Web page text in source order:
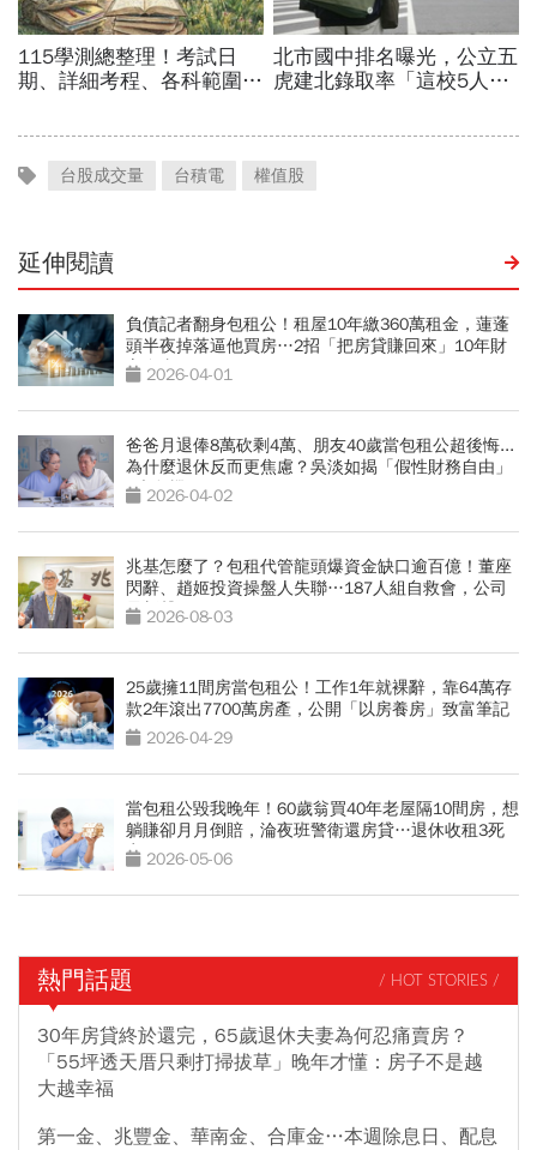
台股成交量 台積電 權值股
延伸閱讀
負債記者翻身包租公！租屋10年繳360萬租金，蓮蓬
頭半夜掉落逼他買房…2招「把房貸賺回來」10年財
富自由
2026-04-01
爸爸月退俸8萬砍剩4萬、朋友40歲當包租公超後悔...
為什麼退休反而更焦慮？吳淡如揭「假性財務自由」
5大危機
2026-04-02
兆基怎麼了？包租代管龍頭爆資金缺口逾百億！董座
閃辭、趙姬投資操盤人失聯…187人組自救會，公司
最新聲明
2026-08-03
25歲擁11間房當包租公！工作1年就裸辭，靠64萬存
款2年滾出7700萬房產，公開「以房養房」致富筆記
2026-04-29
當包租公毀我晚年！60歲翁買40年老屋隔10間房，想
躺賺卻月月倒賠，淪夜班警衛還房貸…退休收租3死
穴 2026-05-06
熱門話題 / HOT STORIES /
30年房貸終於還完，65歲退休夫妻為何忍痛賣房？
「55坪透天厝只剩打掃拔草」晚年才懂：房子不是越
大越幸福
第一金、兆豐金、華南金、合庫金…本週除息日、配息